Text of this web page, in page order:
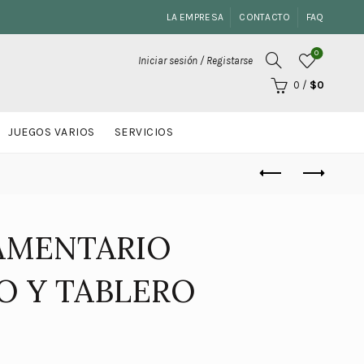
LA EMPRESA CONTACTO FAQ
Iniciar sesión / Registarse
0
0 / $0
JUEGOS VARIOS SERVICIOS
Y TABLERO